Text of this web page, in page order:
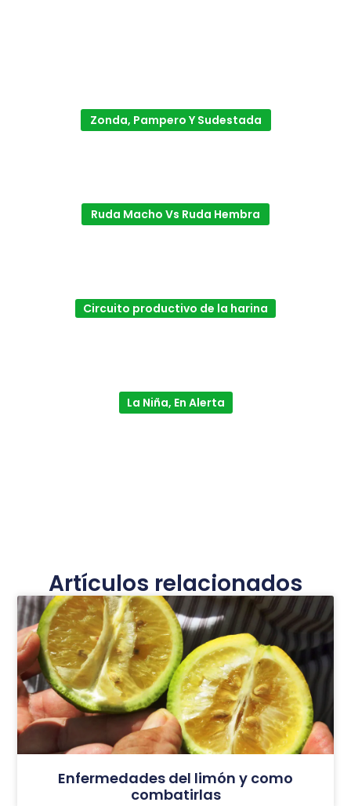
Zonda, Pampero Y Sudestada
Ruda Macho Vs Ruda Hembra
Circuito productivo de la harina
La Niña, En Alerta
Artículos relacionados
Enfermedades del limón y como
combatirlas